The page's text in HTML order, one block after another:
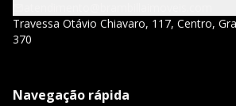
Travessa Otávio Chiavaro, 117, Centro,
370
Navegação rápida